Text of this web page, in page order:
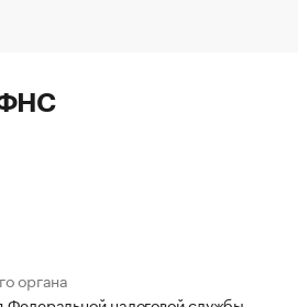
ФНС
органа